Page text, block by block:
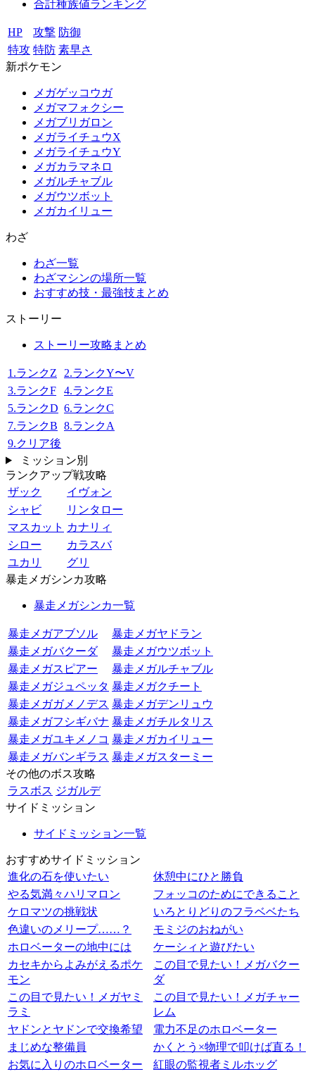
合計種族値ランキング
HP 攻撃 防御
特攻 特防 素早さ
新ポケモン
メガゲッコウガ
メガマフォクシー
メガブリガロン
メガライチュウX
メガライチュウY
メガカラマネロ
メガルチャブル
メガウツボット
メガカイリュー
わざ
わざ一覧
わざマシンの場所一覧
おすすめ技・最強技まとめ
ストーリー
ストーリー攻略まとめ
1.ランクZ
2.ランクY〜V
3.ランクF
4.ランクE
5.ランクD 6.ランクC
7.ランクB 8.ランクA
9.クリア後
ミッション別
ランクアップ戦攻略
ザック
イヴォン
シャビ
リンタロー
マスカット カナリィ
シロー
カラスバ
ユカリ
グリ
暴走メガシンカ攻略
暴走メガシンカ一覧
暴走メガアブソル
暴走メガヤドラン
暴走メガバクーダ
暴走メガウツボット
暴走メガスピアー
暴走メガルチャブル
暴走メガジュペッタ 暴走メガクチート
暴走メガガメノデス 暴走メガデンリュウ
暴走メガフシギバナ 暴走メガチルタリス
暴走メガユキメノコ 暴走メガカイリュー
暴走メガバンギラス 暴走メガスターミー
その他のボス攻略
ラスボス ジガルデ
サイドミッション
サイドミッション一覧
おすすめサイドミッション
進化の石を使いたい
休憩中にひと勝負
やる気満々ハリマロン
フォッコのためにできること
ケロマツの挑戦状
いろとりどりのフラベベたち
色違いのメリープ……？
モミジのおねがい
ホロベーターの地中には
ケーシィと遊びたい
カセキからよみがえるポケ
モン
この目で見たい！メガバクー
ダ
この目で見たい！メガヤミ
ラミ
この目で見たい！メガチャー
レム
ヤドンとヤドンで交換希望
電力不足のホロベーター
まじめな整備員
かくとう×物理で叩けば直る！
お気に入りのホロベーター
紅眼の監視者ミルホッグ